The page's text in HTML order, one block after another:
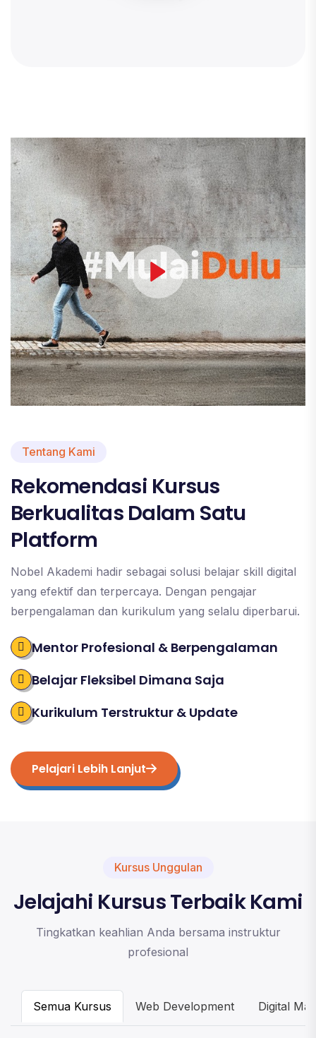
Tentang Kami
Rekomendasi Kursus
Berkualitas Dalam Satu
Platform
Nobel Akademi hadir sebagai solusi belajar skill digital
yang efektif dan terpercaya. Dengan pengajar
berpengalaman dan kurikulum yang selalu diperbarui.
Mentor Profesional & Berpengalaman
Belajar Fleksibel Dimana Saja
Kurikulum Terstruktur & Update
Pelajari Lebih Lanjut
Kursus Unggulan
Jelajahi Kursus Terbaik Kami
Tingkatkan keahlian Anda bersama instruktur
profesional
Semua Kursus Web Development Digital